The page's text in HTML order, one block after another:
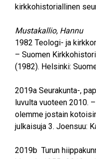
kirkkohistoriallinen
Mustakallio, Hannu
1982 Teologi- ja
– Suomen
(1982). Helsinki:
2019a Seurakunta-,
luvulta vuoteen 2010.
olemme jostain
julkaisuja 3. Joensuu:
2019b Turun